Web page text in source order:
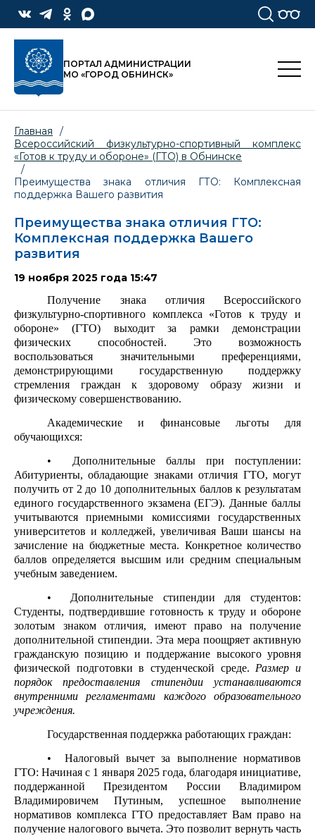
ПОРТАЛ АДМИНИСТРАЦИИ
МО «ГОРОД ОБНИНСК»
Главная
/
Всероссийский физкультурно-спортивный комплекс
«Готов к труду и обороне» (ГТО) в Обнинске
/
Преимущества знака отличия ГТО: Комплексная
поддержка Вашего развития
Преимущества знака отличия ГТО:
Комплексная поддержка Вашего
развития
19 ноября 2025 года 15:47
Получение знака отличия Всероссийского
физкультурно-спортивного комплекса «Готов к труду и
обороне» (ГТО) выходит за рамки демонстрации
физических способностей. Это возможность
воспользоваться значительными преференциями,
демонстрирующими государственную поддержку
стремления граждан к здоровому образу жизни и
физическому совершенствованию.
Академические и финансовые льготы для
обучающихся:
• Дополнительные баллы при поступлении:
Абитуриенты, обладающие знаками отличия ГТО, могут
получить от 2 до 10 дополнительных баллов к результатам
единого государственного экзамена (ЕГЭ). Данные баллы
учитываются приемными комиссиями государственных
университетов и колледжей, увеличивая Ваши шансы на
зачисление на бюджетные места. Конкретное количество
баллов определяется высшим или средним специальным
учебным заведением.
• Дополнительные стипендии для студентов:
Студенты, подтвердившие готовность к труду и обороне
золотым знаком отличия, имеют право на получение
дополнительной стипендии. Эта мера поощряет активную
гражданскую позицию и поддержание высокого уровня
физической подготовки в студенческой среде.Размер и
порядок предоставления стипендии устанавливаются
внутренними регламентами каждого образовательного
учреждения.
Государственная поддержка работающих граждан:
• Налоговый вычет за выполнение нормативов
ГТО: Начиная с 1 января 2025 года, благодаря инициативе,
поддержанной Президентом России Владимиром
Владимировичем Путиным, успешное выполнение
нормативов комплекса ГТО предоставляет Вам право на
получение налогового вычета. Это позволит вернуть часть